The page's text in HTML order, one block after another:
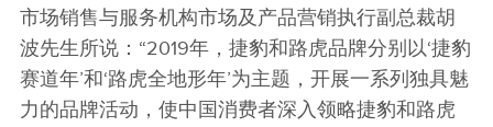
市场销售与服务机构市场及产品营销执行副总裁胡
波先生所说：“2019年，捷豹和路虎品牌分别以‘捷豹
赛道年’和‘路虎全地形年’为主题，开展一系列独具魅
力的品牌活动，使中国消费者深入领略捷豹和路虎